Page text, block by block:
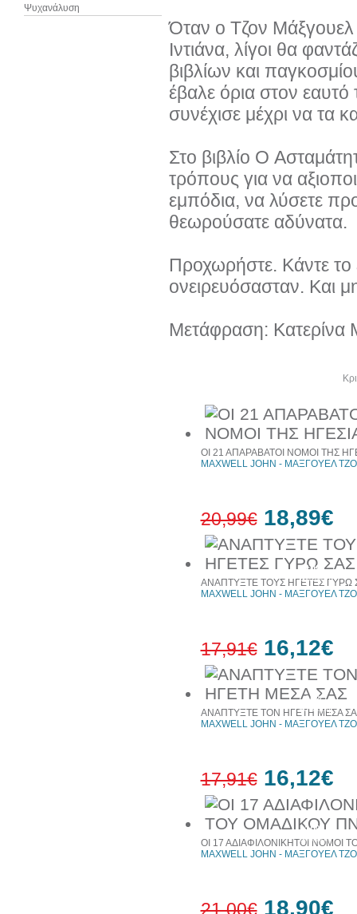
Ψυχανάλυση
Όταν ο Τζον Μάξγουελ
Ιντιάνα, λίγοι θα
βιβλίων και
έβαλε όρια στον εαυτό
συνέχισε μέχρι να τα
Στο βιβλίο O
τρόπους για να
εμπόδια, να λύσετε
θεωρούσατε αδύνατα.
Προχωρήστε. Κάντε το
ονειρευόσασταν. Και
Μετάφραση: Κατερίνα
10%
έκπτωση
ΟΙ 21 ΑΠΑΡΑΒΑΤΟΙ ΝΟΜΟΙ ΤΗΣ
MAXWELL JOHN - ΜΑΞΓΟΥΕΛ
20,99€ 18,89€
10%
έκπτωση
ΑΝΑΠΤΥΞΤΕ ΤΟΥΣ ΗΓΕΤΕΣ ΓΥΡΩ
MAXWELL JOHN - ΜΑΞΓΟΥΕΛ
17,91€ 16,12€
10%
έκπτωση
ΑΝΑΠΤΥΞΤΕ ΤΟΝ ΗΓΕΤΗ ΜΕΣΑ
MAXWELL JOHN - ΜΑΞΓΟΥΕΛ
17,91€ 16,12€
ΟΙ 17 ΑΔΙΑΦΙΛΟΝΙΚΗΤΟΙ ΝΟΜΟΙ
MAXWELL JOHN - ΜΑΞΓΟΥΕΛ
21,00€ 18,90€